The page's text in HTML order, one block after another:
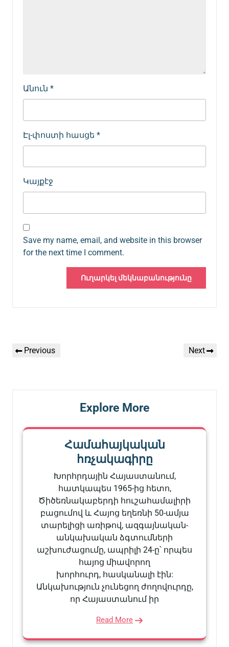
Անուն *
Էլ-փոստի հասցե *
Կայքէջ
Save my name, email, and website in this browser
for the next time I comment.
նավարկումը
Previous
Previous
Next
Next
Explore More
Համահայկական
հռչակագիրը
Խորհրդային Հայաստանում,
հատկապես 1965-ից հետո,
Ծիծեռնակաբերդի հուշահամալիրի
բացումով և Հայոց եղեռնի 50-ամյա
տարելիցի առիթով, ազգայնական-
անկախական ձգտումների
աշխուժացումը, ապրիլի 24-ը՝ որպես
հայոց միավորող
խորհուրդ, հասկանալի էին:
Անկախություն չունեցող ժողովուրդը,
որ Հայաստանում իր
Read More